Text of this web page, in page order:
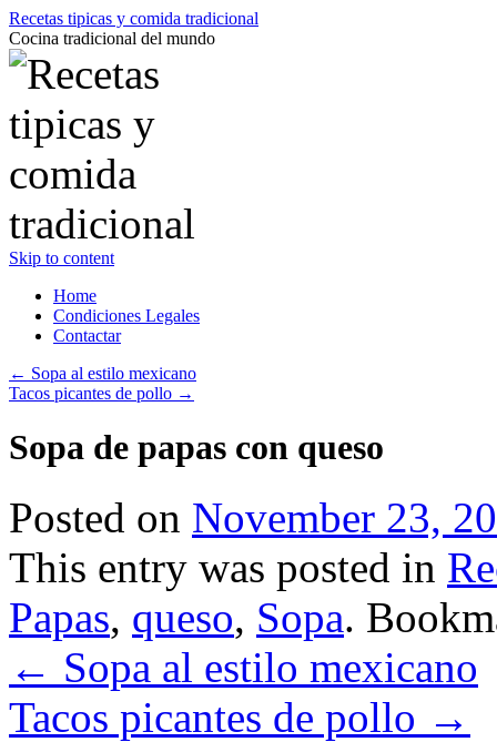
Recetas tipicas y comida tradicional
Cocina tradicional del mundo
Skip to content
Home
Condiciones Legales
Contactar
← Sopa al estilo mexicano
Tacos picantes de pollo →
Sopa de papas con queso
Posted on November 23,
This entry was posted in
Papas, queso, Sopa.
← Sopa al estilo mexicano
Tacos picantes de pollo →